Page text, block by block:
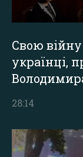
Свою війну
українці,
28:14